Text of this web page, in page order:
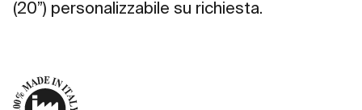
(20”) personalizzabile su richiesta.